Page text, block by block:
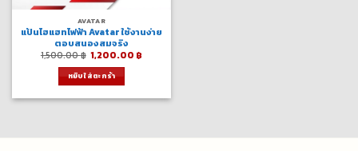
AVATAR
แป้นไฮแฮทไฟฟ้า Avatar ใช้งานง่าย
ตอบสนองสมจริง
1,500.00฿ Original
price
was:
1,500.00 ฿.
1,200.00 ฿
หยิบใส่ตะกร้า